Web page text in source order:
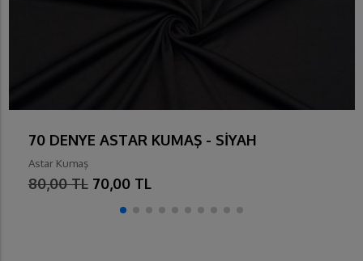
70 DENYE ASTAR KUMAŞ - SİYAH
Astar Kumaş
80,00 TL 70,00 TL